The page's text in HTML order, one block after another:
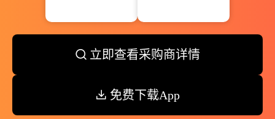
立即查看采购商详情
免费下载App